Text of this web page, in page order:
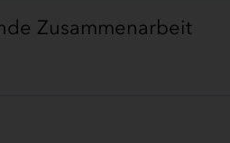
Zusammenarbeit